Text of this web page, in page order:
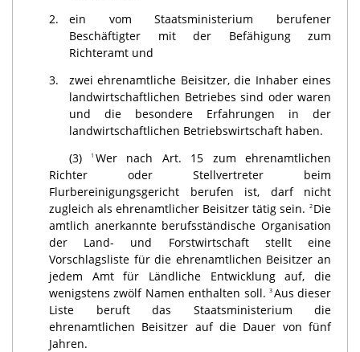
2.
ein vom Staatsministerium berufener
Beschäftigter mit der Befähigung zum
Richteramt und
3.
zwei ehrenamtliche Beisitzer, die Inhaber eines
landwirtschaftlichen Betriebes sind oder waren
und die besondere Erfahrungen in der
landwirtschaftlichen Betriebswirtschaft haben.
(3)
1 Wer nach Art. 15 zum ehrenamtlichen
Richter oder Stellvertreter beim
Flurbereinigungsgericht berufen ist, darf nicht
zugleich als ehrenamtlicher Beisitzer tätig sein.
2 Die
amtlich anerkannte berufsständische Organisation
der Land- und Forstwirtschaft stellt eine
Vorschlagsliste für die ehrenamtlichen Beisitzer an
jedem Amt für Ländliche Entwicklung auf, die
wenigstens zwölf Namen enthalten soll.3 Aus dieser
Liste beruft das Staatsministerium die
ehrenamtlichen Beisitzer auf die Dauer von fünf
Jahren.